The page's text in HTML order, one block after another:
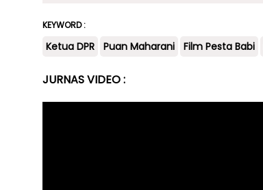
KEYWORD :
Ketua DPR Puan Maharani Film Pesta Babi
JURNAS VIDEO :